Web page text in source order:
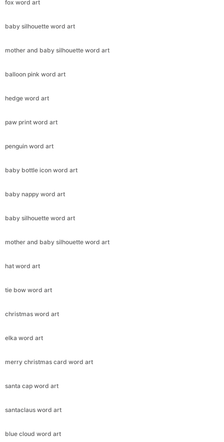
fox word art
baby silhouette word art
mother and baby silhouette word art
balloon pink word art
hedge word art
paw print word art
penguin word art
baby bottle icon word art
baby nappy word art
baby silhouette word art
mother and baby silhouette word art
hat word art
tie bow word art
christmas word art
elka word art
merry christmas card word art
santa cap word art
santaclaus word art
blue cloud word art